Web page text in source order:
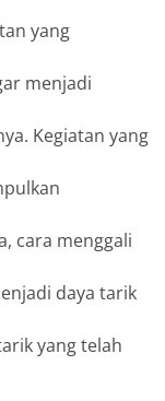
yang
menjadi
Kegiatan yang
cara menggali
daya tarik
yang telah